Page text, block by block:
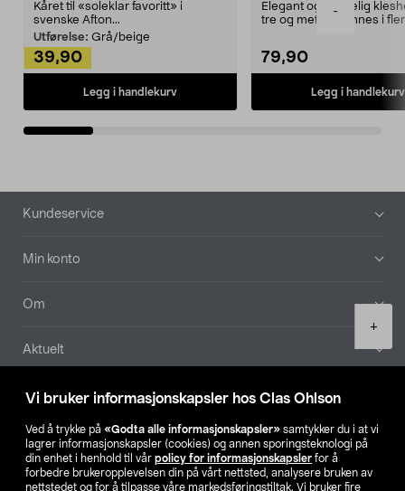
Vi bruker informasjonskapsler hos Clas Ohlson
Ved å trykke på «Godta alle informasjonskapsler» samtykker du i at vi
lagrer informasjonskapsler (cookies) og annen sporingsteknologi på
din enhet i henhold til vår policy for informasjonskapsler for å
forbedre brukeropplevelsen din på vårt nettsted, analysere bruken av
nettstedet og for å tilpasse våre markedsføringstiltak. Vi bruker fire
-
+
Kåret til «soleklar favoritt» i
svenske Afton...
Utførelse: Grå/beige
39,90
Legg i handlekurv
Elegant og skikkelig
tre og metall – finnes i
79,90
Legg i handlekurv
Bunntekst
Kundeservice
Min konto
Om
Aktuelt
Våre selskaper
Finn din butikk
SE NO FI